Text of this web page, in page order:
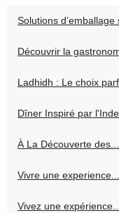
Solutions d’emballage
Découvrir la
Ladhidh : Le choix
Dîner Inspiré par
À La Découverte des...
Vivre une experience...
Vivez une